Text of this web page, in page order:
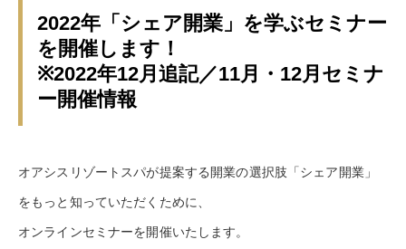
2022年「シェア開業」を学ぶセミナー
を開催します！
※2022年12月追記／11月・12月セミナ
ー開催情報
オアシスリゾートスパが提案する開業の選択肢「シェア開業」
をもっと知っていただくために、
オンラインセミナーを開催いたします。